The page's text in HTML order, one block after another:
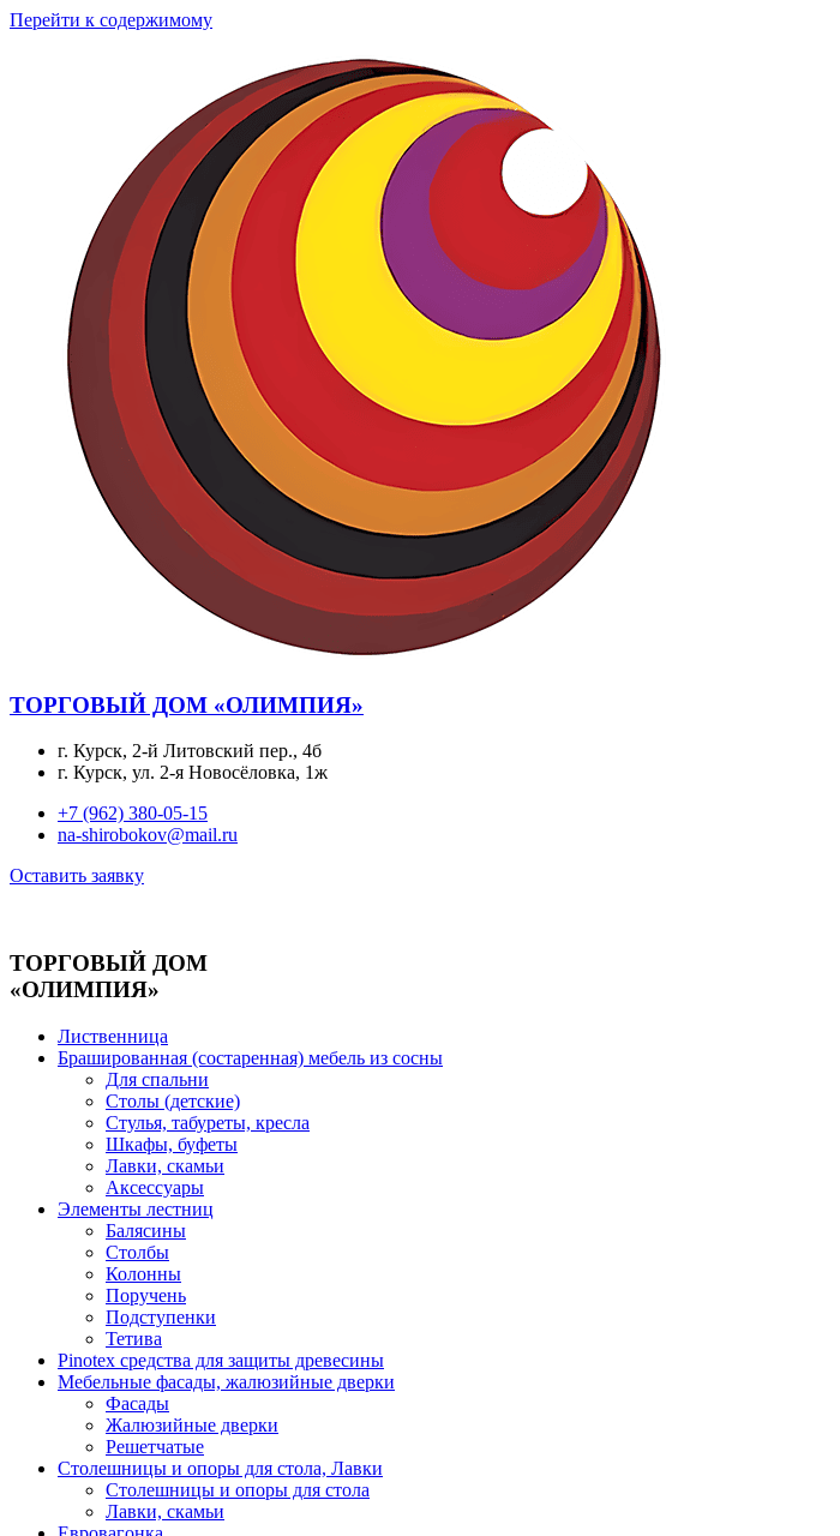
Перейти к содержимому
ТОРГОВЫЙ ДОМ «ОЛИМПИЯ»
г. Курск, 2-й Литовский пер., 4б
г. Курск, ул. 2-я Новосёловка, 1ж
+7 (962) 380-05-15
na-shirobokov@mail.ru
Оставить заявку
ТОРГОВЫЙ ДОМ
«ОЛИМПИЯ»
Лиственница
Брашированная (состаренная) мебель из сосны
Для спальни
Столы (детские)
Стулья, табуреты, кресла
Шкафы, буфеты
Лавки, скамьи
Аксессуары
Элементы лестниц
Балясины
Столбы
Колонны
Поручень
Подступенки
Тетива
Pinotex средства для защиты древесины
Мебельные фасады, жалюзийные дверки
Фасады
Жалюзийные дверки
Решетчатые
Столешницы и опоры для стола, Лавки
Столешницы и опоры для стола
Лавки, скамьи